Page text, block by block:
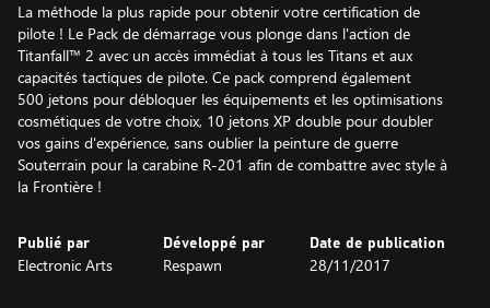
La méthode la plus rapide pour obtenir votre certification de
pilote ! Le Pack de démarrage vous plonge dans l'action de
Titanfall™ 2 avec un accès immédiat à tous les Titans et aux
capacités tactiques de pilote. Ce pack comprend également
500 jetons pour débloquer les équipements et les optimisations
cosmétiques de votre choix, 10 jetons XP double pour doubler
vos gains d'expérience, sans oublier la peinture de guerre
Souterrain pour la carabine R-201 afin de combattre avec style à
la Frontière !
Publié par
Electronic Arts
Développé par
Respawn
Date de publication
28/11/2017